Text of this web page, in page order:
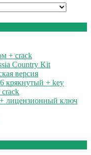
+ crack
Country Kit
версия
крякнутый + key
crack
лицензионный ключ